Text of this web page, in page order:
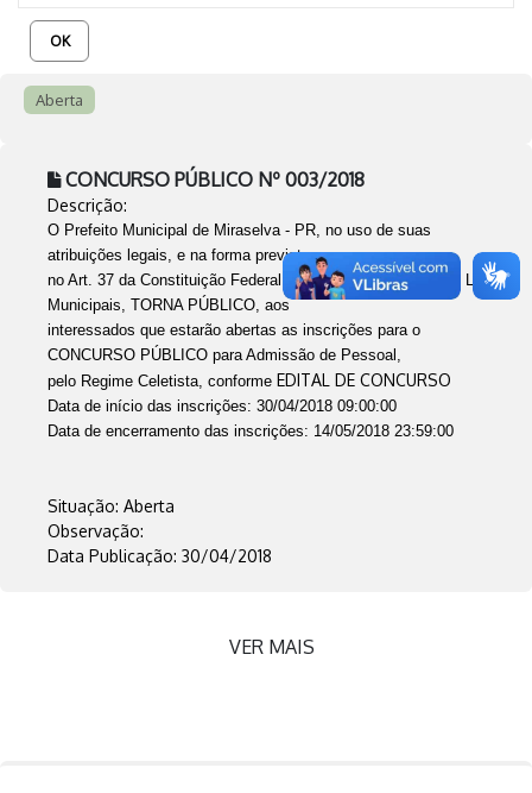
OK
Aberta
CONCURSO PÚBLICO Nº 003/2018
Descrição:
O Prefeito Municipal de Miraselva - PR, no uso de suas
atribuições legais, e na forma prevista
no Art. 37 da Constituição Federal, bem como o contido nas Leis
Municipais, TORNA PÚBLICO, aos
interessados que estarão abertas as inscrições para o
CONCURSO PÚBLICO para Admissão de Pessoal,
pelo Regime Celetista, conforme EDITAL DE CONCURSO
Data de início das inscrições: 30/04/2018 09:00:00
Data de encerramento das inscrições: 14/05/2018 23:59:00
Situação: Aberta
Observação:
Data Publicação: 30/04/2018
VER MAIS